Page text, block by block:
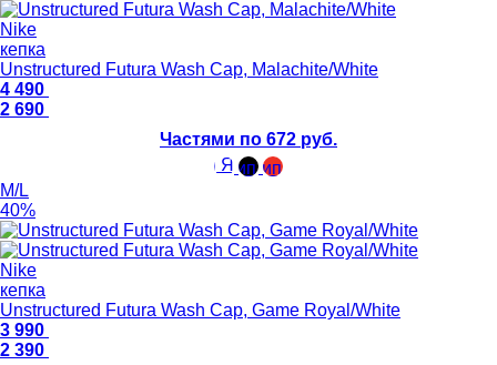
Nike
кепка
Unstructured Futura Wash Cap, Malachite/White
4 490
2 690
Частями по 672 руб.
M/L
40%
Nike
кепка
Unstructured Futura Wash Cap, Game Royal/White
3 990
2 390